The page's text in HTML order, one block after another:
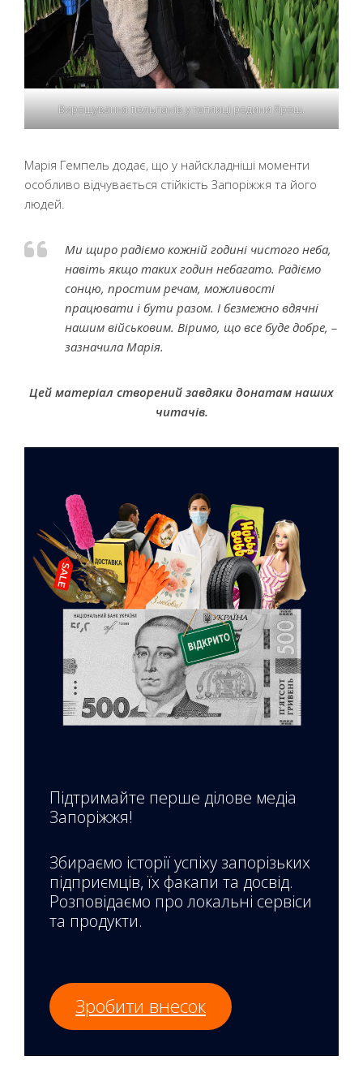
Вирощування тюльпанів у теплиці родини Ярош.
Марія Гемпель додає, що у найскладніші моменти
особливо відчувається стійкість Запоріжжя та його
людей.
Ми щиро радіємо кожній годині чистого неба,
навіть якщо таких годин небагато. Радіємо
сонцю, простим речам, можливості
працювати і бути разом. І безмежно вдячні
нашим військовим. Віримо, що все буде добре, –
зазначила Марія.
Цей матеріал створений завдяки донатам наших
читачів.
Підтримайте перше ділове медіа
Запоріжжя!
Збираємо історії успіху запорізьких
підприємців, їх факапи та досвід.
Розповідаємо про локальні сервіси
та продукти.
Зробити внесок